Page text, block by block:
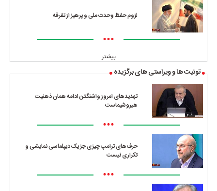
لزوم حفظ وحدت ملی و پرهیز از تفرقه
•••
بیشتر
توئیت ها و ویراستی های برگزیده
تهدیدهای امروز واشنگتن ادامه همان ذهنیت
هیروشیماست
•••
حرف‌های ترامپ چیزی جز یک دیپلماسی نمایشی و
تکراری نیست
•••